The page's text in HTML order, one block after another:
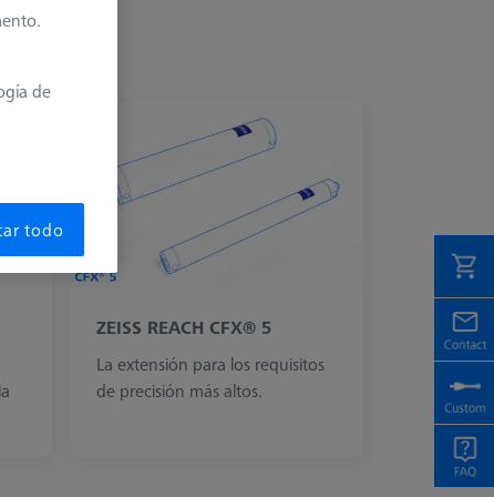
ZEISS REACH CFX® 5
La extensión para los requisitos
de precisión más altos.
de
todo